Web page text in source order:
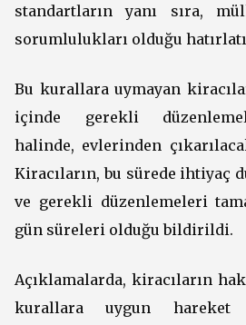
standartların yanı sıra,
sorumlulukları olduğu
Bu kurallara uymayan
içinde gerekli
halinde, evlerinden
Kiracıların, bu sürede ihtiyaç
ve gerekli düzenlemeleri
gün süreleri olduğu bildirildi.
Açıklamalarda, kiracıların
kurallara uygun hareket